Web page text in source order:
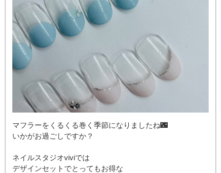
マフラーをくるくる巻く季節になりましたね🌃
いかがお過ごしですか？
ネイルスタジオviviでは
デザインセットでとってもお得な